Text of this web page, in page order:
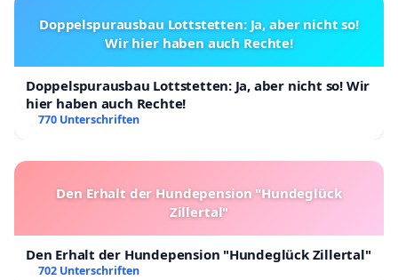
Doppelspurausbau Lottstetten: Ja, aber nicht so!
Wir hier haben auch Rechte!
Doppelspurausbau Lottstetten: Ja, aber nicht so! Wir
hier haben auch Rechte!
770 Unterschriften
Den Erhalt der Hundepension "Hundeglück
Zillertal"
Den Erhalt der Hundepension "Hundeglück Zillertal"
702 Unterschriften